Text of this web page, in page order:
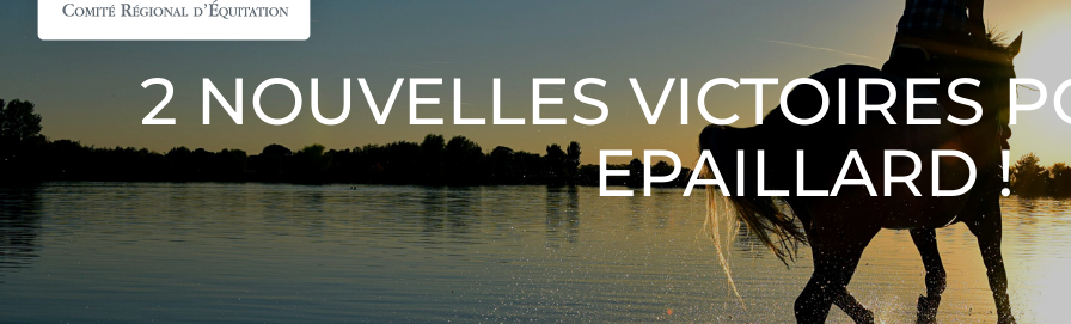
2 NOUVELLES VICTOIRES
EPAILLARD !